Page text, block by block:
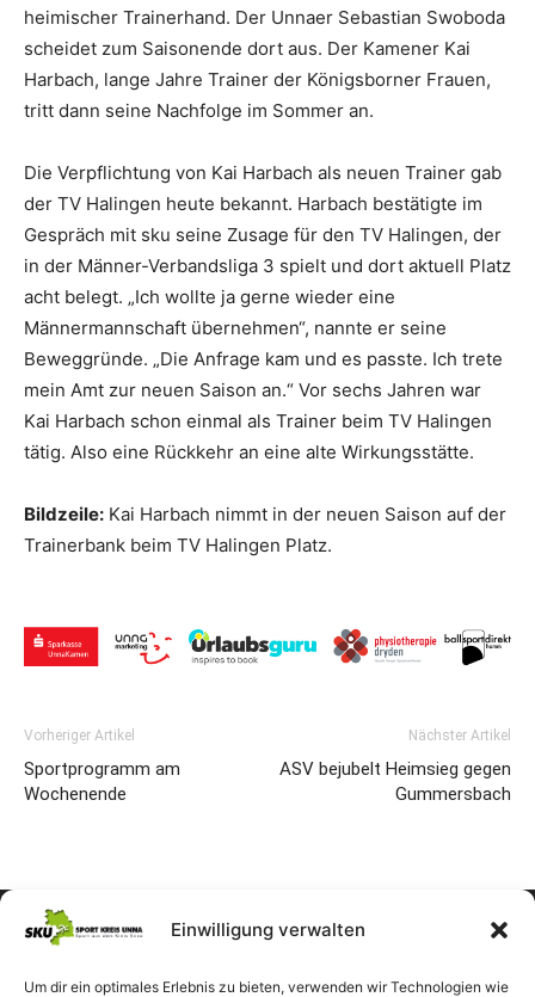
Einwilligung verwalten
Um dir ein optimales Erlebnis zu bieten, verwenden wir Technologien wie
heimischer Trainerhand. Der Unnaer Sebastian Swoboda
scheidet zum Saisonende dort aus. Der Kamener Kai
Harbach, lange Jahre Trainer der Königsborner Frauen,
tritt dann seine Nachfolge im Sommer an.
Die Verpflichtung von Kai Harbach als neuen Trainer gab
der TV Halingen heute bekannt. Harbach bestätigte im
Gespräch mit sku seine Zusage für den TV Halingen, der
in der Männer-Verbandsliga 3 spielt und dort aktuell Platz
acht belegt. „Ich wollte ja gerne wieder eine
Männermannschaft übernehmen“, nannte er seine
Beweggründe. „Die Anfrage kam und es passte. Ich trete
mein Amt zur neuen Saison an.“ Vor sechs Jahren war
Kai Harbach schon einmal als Trainer beim TV Halingen
tätig. Also eine Rückkehr an eine alte Wirkungsstätte.
Bildzeile: Kai Harbach nimmt in der neuen Saison auf der
Trainerbank beim TV Halingen Platz.
Vorheriger Artikel
Sportprogramm am
Wochenende
Nächster Artikel
ASV bejubelt Heimsieg gegen
Gummersbach